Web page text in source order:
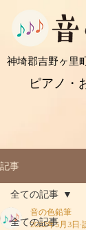
ピアノ・
神埼郡吉野ヶ里
記事
全ての記事
全ての記事
音の色鉛筆
2022年5月3日